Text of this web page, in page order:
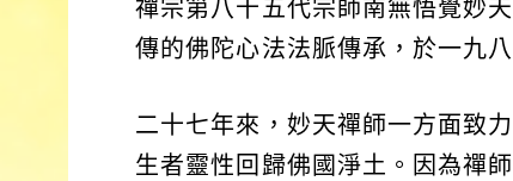
禪宗第八十五代宗師南無悟覺妙
傳的佛陀心法法脈傳承，於一九
二十七年來，妙天禪師一方面致
生者靈性回歸佛國淨土。因為禪